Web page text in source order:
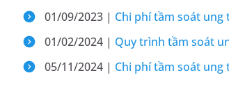
01/09/2023 | Chi phí tầm soát
01/02/2024 | Quy trình tầm soát
05/11/2024 | Chi phí tầm soát